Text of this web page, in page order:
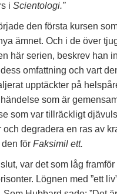
i Scientologi.”
den första kursen
ämnet. Och i de över
här serien, beskrev han
omfattning och vart
upptäckter på
som är
som var tillräckligt
och degradera en ras av
för Faksimil ett.
var det som låg
Lögnen med ”ett